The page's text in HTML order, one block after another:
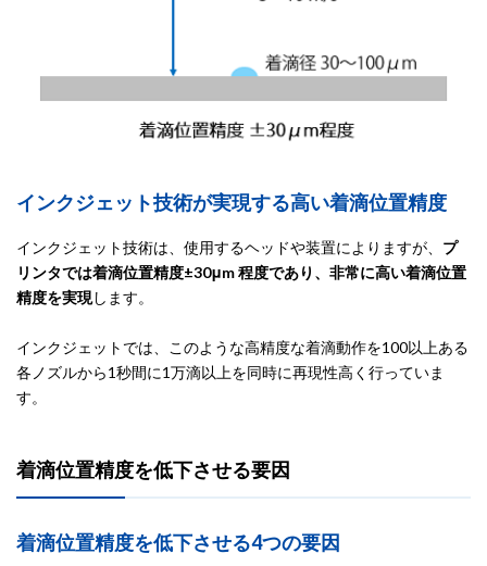
インクジェット技術が実現する高い着滴位置精度
インクジェット技術は、使用するヘッドや装置によりますが、 プ
リンタでは着滴位置精度±30μm 程度であり、非常に高い着滴位置
精度を実現します。
インクジェットでは、このような高精度な着滴動作を100以上ある
各ノズルから1秒間に1万滴以上を同時に再現性高く行っていま
す。
着滴位置精度を低下させる要因
着滴位置精度を低下させる4つの要因